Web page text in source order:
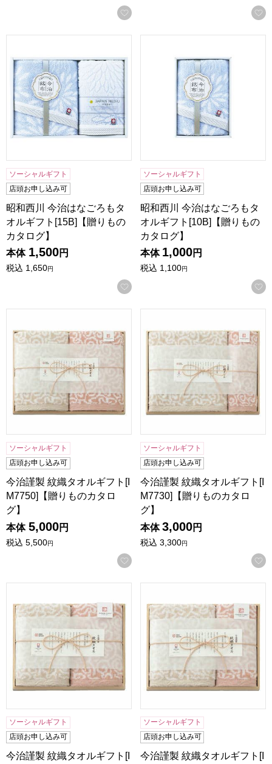
お気に入りに登録する
ソーシャルギフト
店頭お申し込み可
昭和西川 今治はなごろもタ
オルギフト[15B]【贈りもの
カタログ】
本体 1,500円
税込 1,650円
お気に入りに登録する
ソーシャルギフト
店頭お申し込み可
昭和西川 今治はなごろもタ
オルギフト[10B]【贈りもの
カタログ】
本体 1,000円
税込 1,100円
ソーシャルギフト
店頭お申し込み可
今治謹製 紋織タオルギフト[I
M7750]【贈りものカタロ
グ】
本体 5,000円
税込 5,500円
お気に入りに登録する
ソーシャルギフト
店頭お申し込み可
今治謹製 紋織タオルギフト[I
M7730]【贈りものカタロ
グ】
本体 3,000円
税込 3,300円
ソーシャルギフト
店頭お申し込み可
今治謹製 紋織タオルギフト[I
ソーシャルギフト
店頭お申し込み可
今治謹製 紋織タオルギフト[I